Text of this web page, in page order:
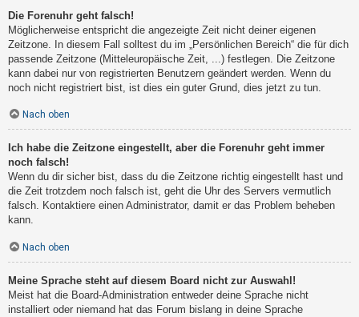
Die Forenuhr geht falsch!
Möglicherweise entspricht die angezeigte Zeit nicht deiner eigenen
Zeitzone. In diesem Fall solltest du im „Persönlichen Bereich“ die für dich
passende Zeitzone (Mitteleuropäische Zeit, ...) festlegen. Die Zeitzone
kann dabei nur von registrierten Benutzern geändert werden. Wenn du
noch nicht registriert bist, ist dies ein guter Grund, dies jetzt zu tun.
Nach oben
Ich habe die Zeitzone eingestellt, aber die Forenuhr geht immer
noch falsch!
Wenn du dir sicher bist, dass du die Zeitzone richtig eingestellt hast und
die Zeit trotzdem noch falsch ist, geht die Uhr des Servers vermutlich
falsch. Kontaktiere einen Administrator, damit er das Problem beheben
kann.
Nach oben
Meine Sprache steht auf diesem Board nicht zur Auswahl!
Meist hat die Board-Administration entweder deine Sprache nicht
installiert oder niemand hat das Forum bislang in deine Sprache